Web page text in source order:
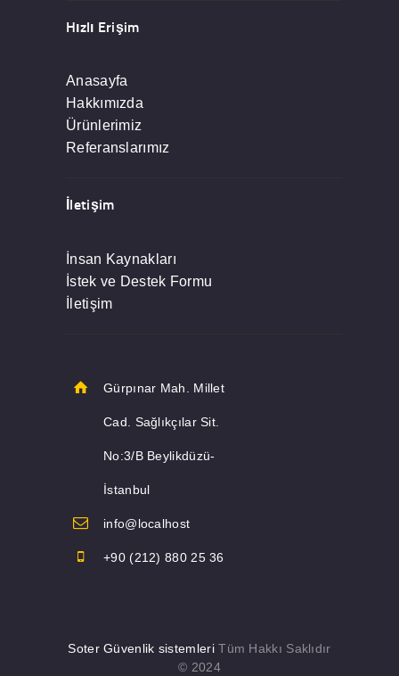
Hızlı Erişim
Anasayfa
Hakkımızda
Ürünlerimiz
Referanslarımız
İletişim
İnsan Kaynakları
İstek ve Destek Formu
İletişim
Gürpınar Mah. Millet
Cad. Sağlıkçılar Sit.
No:3/B Beylikdüzü-
İstanbul
info@localhost
+90 (212) 880 25 36
Soter Güvenlik sistemleriTüm Hakkı Saklıdır
© 2024